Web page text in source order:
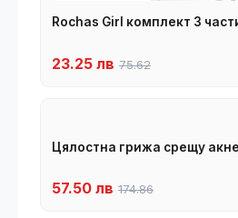
Rochas Girl комплект 3
23.25 лв 75.62
Цялостна грижа срещу акне
57.50 лв 174.86